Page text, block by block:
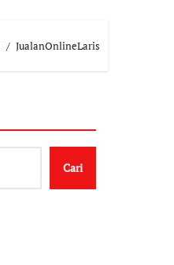
JualanOnlineLaris
Cari